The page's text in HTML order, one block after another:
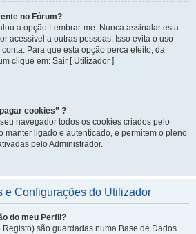
no Fórum?
a opção Lembrar-me. Nunca assinalar esta
acessível a outras pessoas. Isso evita o uso
Para que esta opção perca efeito, da
clique em: Sair [ Utilizador ]
cookies” ?
navegador todos os cookies criados pelo
manter ligado e autenticado, e permitem o pleno
pelo Administrador.
e Configurações do Utilizador
do meu Perfil?
são guardadas numa Base de Dados.